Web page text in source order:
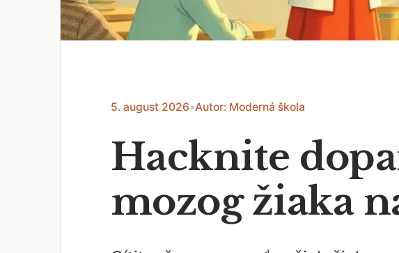
5. august 2026•Autor: Moderná škola
Hacknite
mozog žiaka